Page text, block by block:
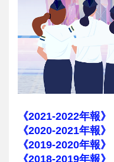
《2021-2022年報》
《2020-2021年報》
《2019-2020年報》
《2018-2019年報》